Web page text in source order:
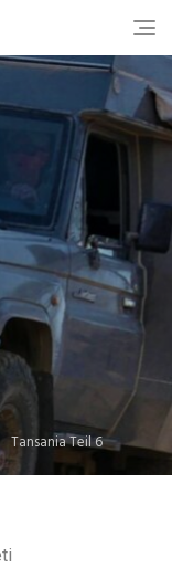
Tansania Teil 6